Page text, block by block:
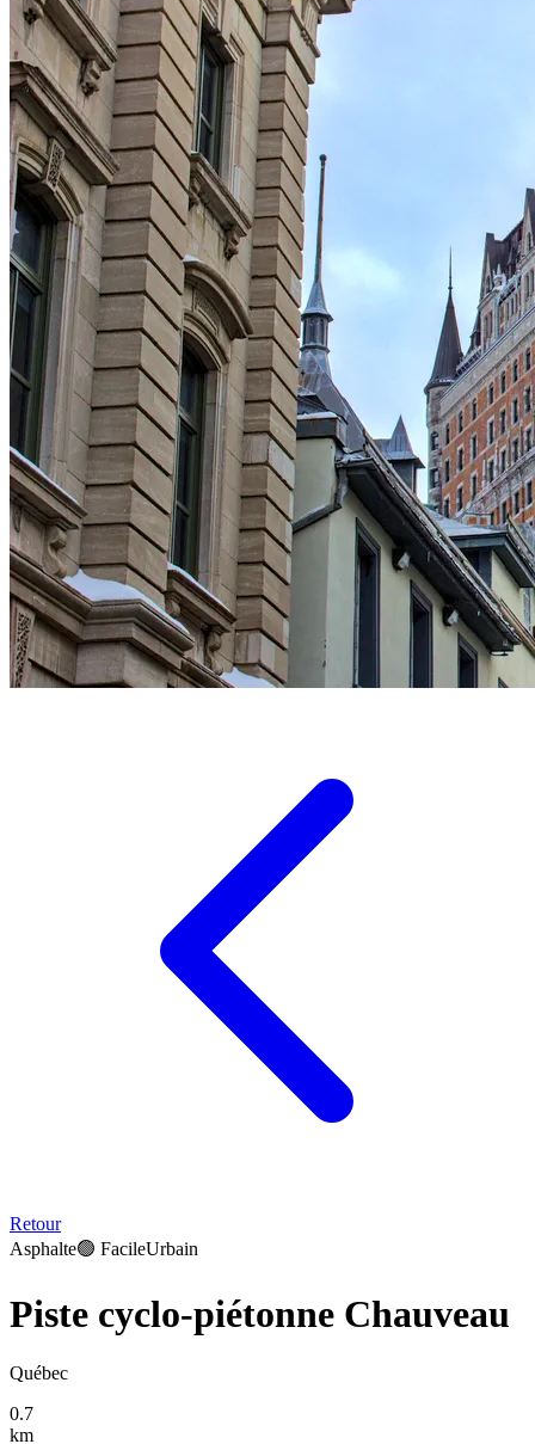
Retour
Asphalte🟢 FacileUrbain
Piste cyclo-piétonne Chauveau
Québec
0.7
km